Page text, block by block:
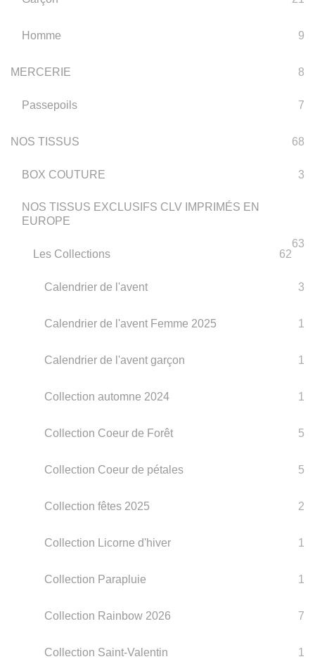
Homme 9
MERCERIE 8
Passepoils 7
NOS TISSUS 68
BOX COUTURE 3
NOS TISSUS EXCLUSIFS CLV IMPRIMÉS EN
EUROPE
63
Les Collections
62
Calendrier de l'avent 3
Calendrier de l'avent Femme 2025 1
Calendrier de l'avent garçon 1
Collection automne 2024 1
Collection Coeur de Forêt 5
Collection Coeur de pétales 5
Collection fêtes 2025 2
Collection Licorne d'hiver 1
Collection Parapluie 1
Collection Rainbow 2026 7
Collection Saint-Valentin 1